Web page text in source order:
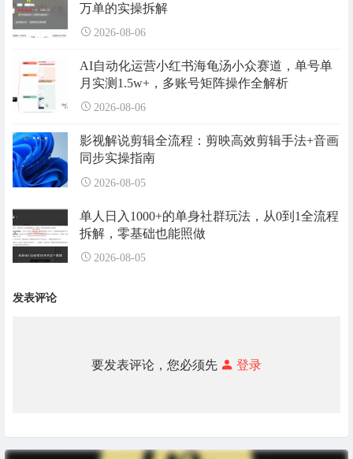
万单的实操拆解
2026-08-06
AI自动化运营小红书海龟汤小众赛道，单号单
月实测1.5w+，多账号矩阵操作全解析
2026-08-06
影视解说剪辑全流程：剪映高效剪辑手法+音画
同步实操指南
2026-08-05
单人日入1000+的单身社群玩法，从0到1全流程
拆解，零基础也能照做
2026-08-05
发表评论
要发表评论，您必须先 登录